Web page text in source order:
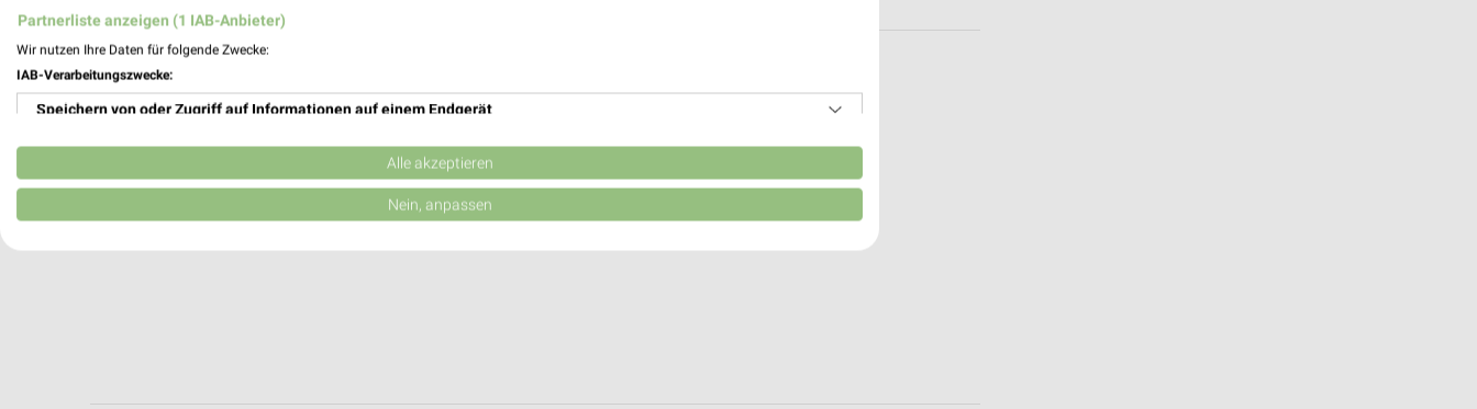
Partnerliste anzeigen (1 IAB-Anbieter)
Wir nutzen Ihre Daten für folgende Zwecke:
IAB-Verarbeitungszwecke:
Speichern von oder Zugriff auf Informationen auf einem Endgerät
Verwendung reduzierter Daten zur Auswahl von Werbeanzeigen
Erstellung von Profilen für personalisierte Werbung
Alle akzeptieren
Nein, anpassen